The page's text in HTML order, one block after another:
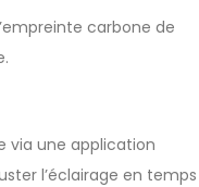
carbone de
via une application
l’éclairage en temps